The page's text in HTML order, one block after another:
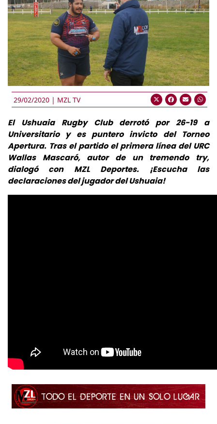
29/02/2020 | MZL TV
El Ushuaia Rugby Club derrotó por 26-19 a
Universitario y es puntero invicto del Torneo
Apertura. Tras el partido el primera línea del URC
Wallas Mascaró, autor de un tremendo try,
dialogó con MZL Deportes. ¡Escucha las
declaraciones del jugador del Ushuaia!